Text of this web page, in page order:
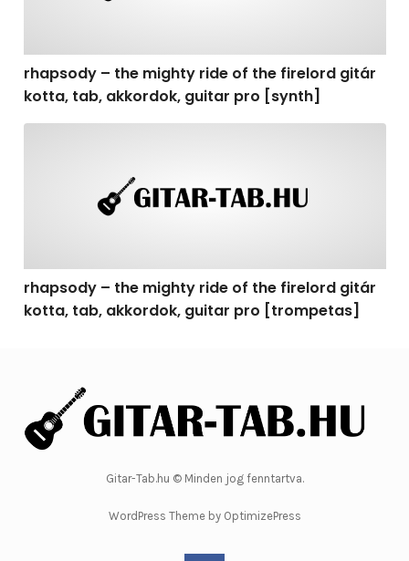
rhapsody – the mighty ride of the firelord gitár
kotta, tab, akkordok, guitar pro [synth]
rhapsody – the mighty ride of the firelord gitár
kotta, tab, akkordok, guitar pro [trompetas]
Gitar-Tab.hu © Minden jog fenntartva.
WordPress Theme by OptimizePress